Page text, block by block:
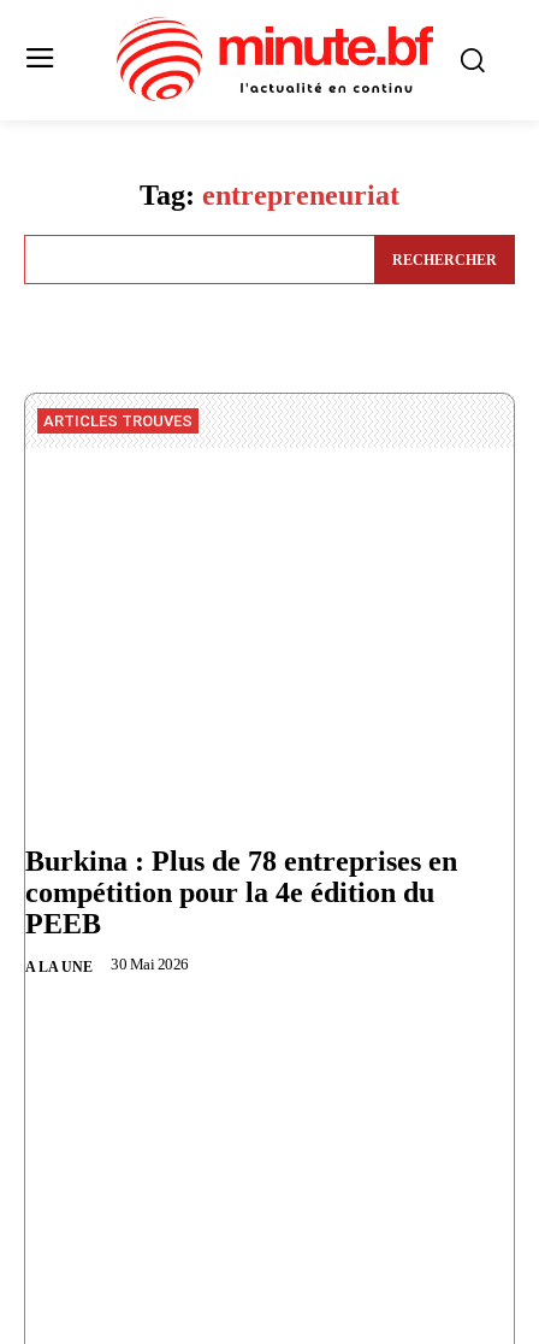
Tag: entrepreneuriat
RECHERCHER
ARTICLES TROUVES
Burkina : Plus de 78 entreprises en
compétition pour la 4e édition du
PEEB
A LA UNE 30 Mai 2026